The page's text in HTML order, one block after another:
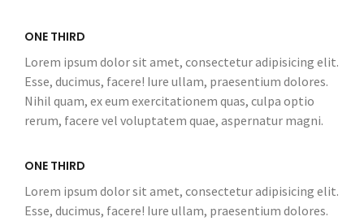
ONE THIRD
Lorem ipsum dolor sit amet, consectetur adipisicing elit.
Esse, ducimus, facere! Iure ullam, praesentium dolores.
Nihil quam, ex eum exercitationem quas, culpa optio
rerum, facere vel voluptatem quae, aspernatur magni.
ONE THIRD
Lorem ipsum dolor sit amet, consectetur adipisicing elit.
Esse, ducimus, facere! Iure ullam, praesentium dolores.